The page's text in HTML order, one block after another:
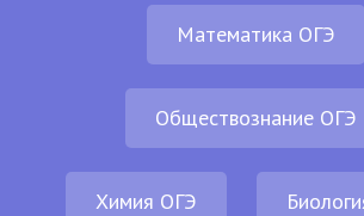
Математика ОГЭ
Обществознание ОГЭ
Химия ОГЭ